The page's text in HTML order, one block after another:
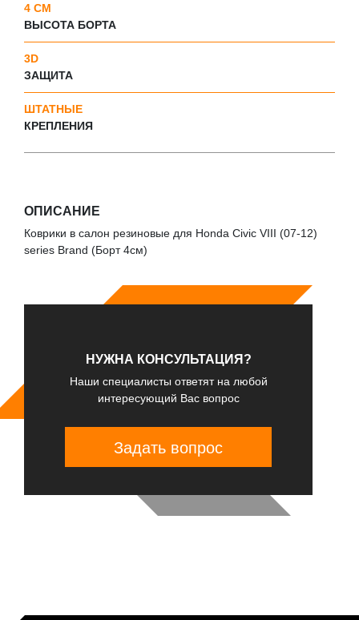
4 СМ
ВЫСОТА БОРТА
3D
ЗАЩИТА
ШТАТНЫЕ
КРЕПЛЕНИЯ
ОПИСАНИЕ
Коврики в салон резиновые для Honda Civic VIII (07-12)
series Brand (Борт 4см)
НУЖНА КОНСУЛЬТАЦИЯ?
Наши специалисты ответят на любой
интересующий Вас вопрос
Задать вопрос